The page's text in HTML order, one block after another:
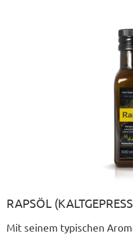
RAPSÖL
Mit seinem typischen